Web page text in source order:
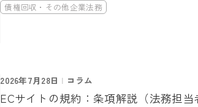
債権回収・その他企業法務
2026年7月28日 コラム
ECサイトの規約：条項解説（法務担当